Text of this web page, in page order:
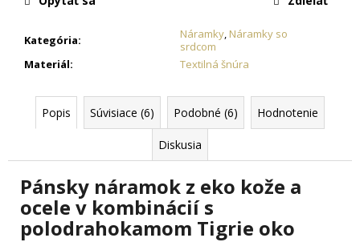
Kategória: Náramky Náramky so
srdcom
Materiál: Textilná šnúra
Popis Súvisiace (6) Podobné (6) Hodnotenie
Diskusia
Pánsky náramok z eko kože a
ocele v kombinácií s
polodrahokamom Tigrie oko
ANKH
KRABIČKA
ZADARMO
22,05